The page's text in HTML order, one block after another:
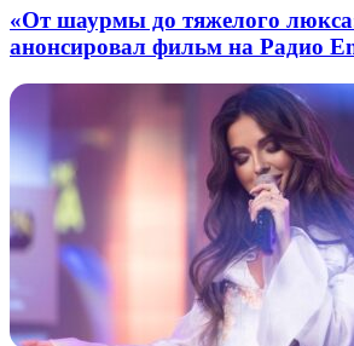
«От шаурмы до тяжелого
анонсировал фильм на Радио